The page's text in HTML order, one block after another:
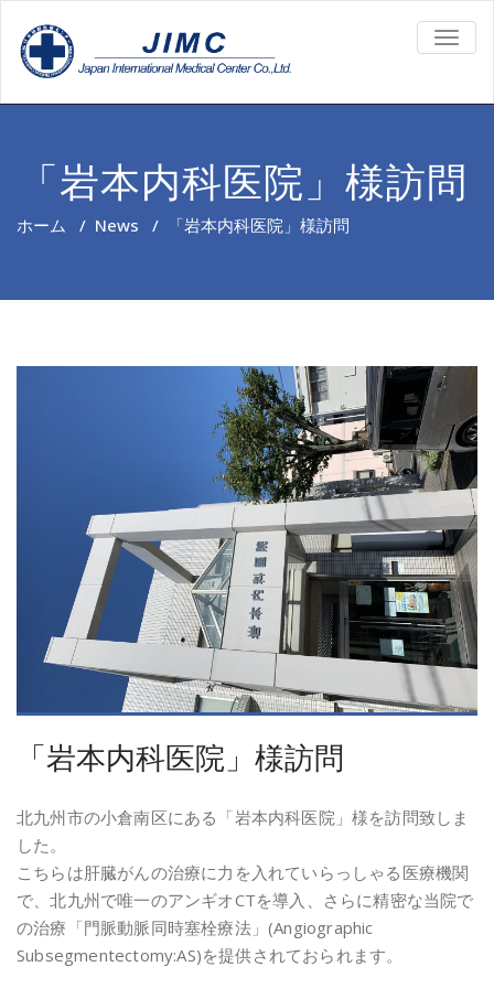
「岩本内科医院」様訪問
ホーム / News / 「岩本内科医院」様訪問
「岩本内科医院」様訪問
北九州市の小倉南区にある「岩本内科医院」様を訪問致しま
した。
こちらは肝臓がんの治療に力を入れていらっしゃる医療機関
で、北九州で唯一のアンギオCTを導入、さらに精密な当院で
の治療「門脈動脈同時塞栓療法」(Angiographic
Subsegmentectomy:AS)を提供されておられます。